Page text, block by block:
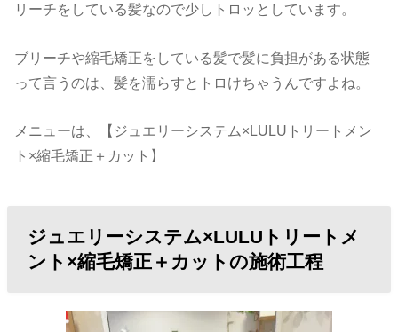
リーチをしている髪なので少しトロッとしています。
ブリーチや縮毛矯正をしている髪で髪に負担がある状態
って言うのは、髪を濡らすとトロけちゃうんですよね。
メニューは、【ジュエリーシステム×LULUトリートメン
ト×縮毛矯正＋カット】
ジュエリーシステム×LULUトリートメ
ント×縮毛矯正＋カットの施術工程